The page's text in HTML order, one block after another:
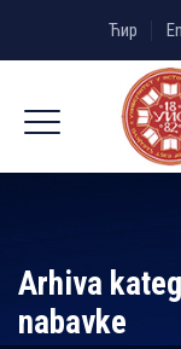
Ћир
Arhiva
nabavke